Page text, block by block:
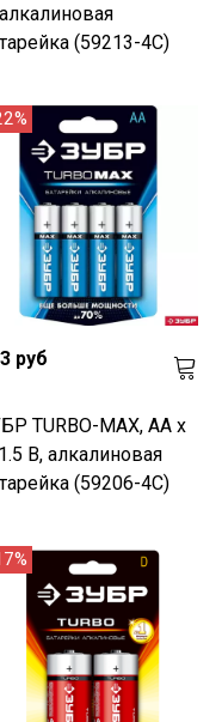
(59213-4C)
руб
TURBO-MAX, АА х
В, алкалиновая
(59206-4C)